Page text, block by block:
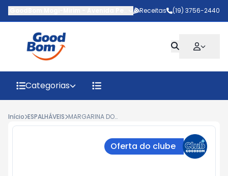
Avenida Pedro Botesi,Mogi Mirim-SP
Receitas (19) 3756-2440
Categorias
Início ESPALHÁVEIS MARGARINA DORIANA COM SAL 500G
Oferta do clube